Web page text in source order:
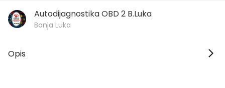
Autodijagnostika OBD 2 B.Luka
Banja Luka
Opis